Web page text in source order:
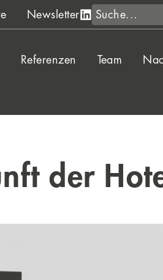
Newsletter Suche
Referenzen Team
der